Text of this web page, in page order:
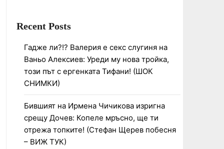
Recent Posts
Гадже ли?!? Валерия е секс слугиня на
Ваньо Алексиев: Уреди му нова тройка,
този път с ергенката Тифани! (ШОК
СНИМКИ)
Бившият на Ирмена Чичикова изригна
срещу Дочев: Копеле мръсно, ще ти
отрежа топките! (Стефан Щерев побесня
– ВИЖ ТУК)